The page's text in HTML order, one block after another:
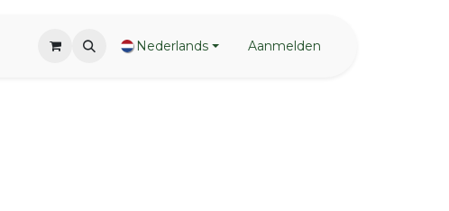
Nederlands Aanmelden